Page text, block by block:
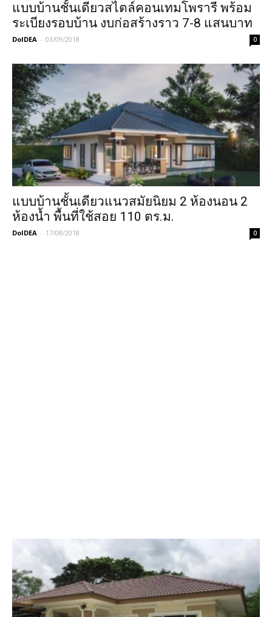
แบบบ้านชั้นเดียวสไตล์คอนเทมโพรารี พร้อม
ระเบียงรอบบ้าน งบก่อสร้างราว 7-8 แสนบาท
DoIDEA - 03/09/2018 0
แบบบ้านชั้นเดียวแนวสมัยนิยม 2 ห้องนอน 2
ห้องน้ำ พื้นที่ใช้สอย 110 ตร.ม.
DoIDEA - 17/08/2018 0